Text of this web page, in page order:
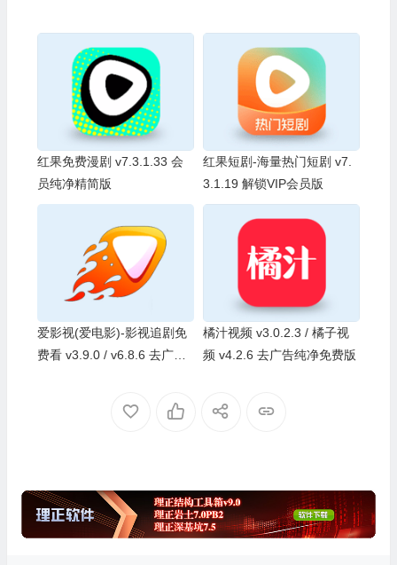
红果免费漫剧 v7.3.1.33 会
员纯净精简版
红果短剧-海量热门短剧 v7.
3.1.19 解锁VIP会员版
爱影视(爱电影)-影视追剧免
费看 v3.9.0 / v6.8.6 去广告
橘汁视频 v3.0.2.3 / 橘子视
频 v4.2.6 去广告纯净免费版